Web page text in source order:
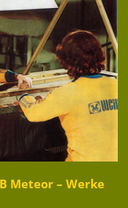
Meteor – Werke